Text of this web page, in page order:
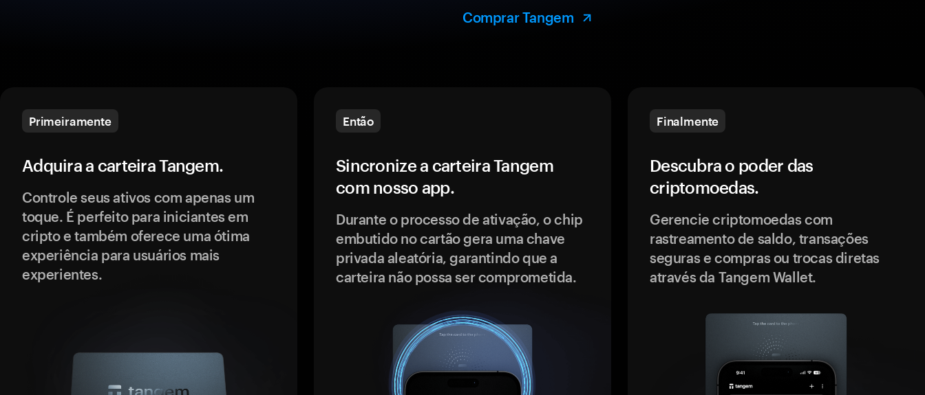
Comprar Tangem
Primeiramente
Adquira a carteira Tangem.
Controle seus ativos com apenas um
toque. É perfeito para iniciantes em
cripto e também oferece uma ótima
experiência para usuários mais
experientes.
Então
Sincronize a carteira Tangem
com nosso app.
Durante o processo de ativação, o chip
embutido no cartão gera uma chave
privada aleatória, garantindo que a
carteira não possa ser comprometida.
Finalmente
Descubra o poder das
criptomoedas.
Gerencie criptomoedas com
rastreamento de saldo, transações
seguras e compras ou trocas diretas
através da Tangem Wallet.